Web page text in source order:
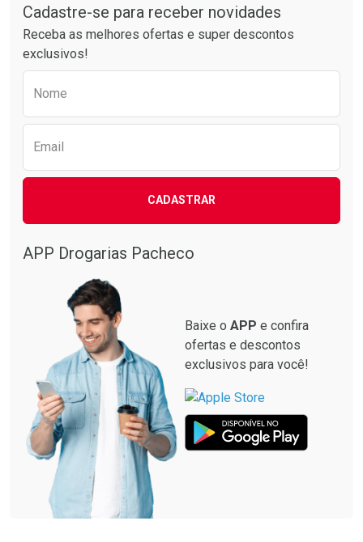
Por R$ 34,39/cada
Por R$ 49,89/cada
Cadastre-se para receber novidades
Receba as melhores ofertas e super descontos
exclusivos!
Nome
Email
CADASTRAR
APP Drogarias Pacheco
Baixe o APP e confira
ofertas e descontos
exclusivos para você!